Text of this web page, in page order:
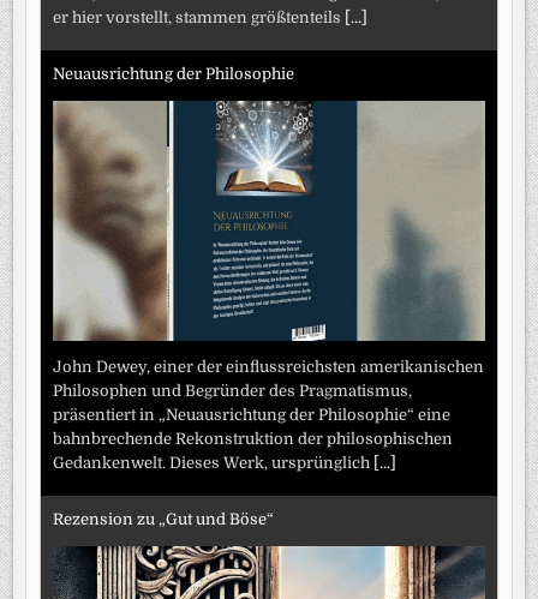
er hier vorstellt, stammen größtenteils [...]
Neuausrichtung der Philosophie
John Dewey, einer der einflussreichsten amerikanischen
Philosophen und Begründer des Pragmatismus,
präsentiert in „Neuausrichtung der Philosophie“ eine
bahnbrechende Rekonstruktion der philosophischen
Gedankenwelt. Dieses Werk, ursprünglich [...]
Rezension zu „Gut und Böse“